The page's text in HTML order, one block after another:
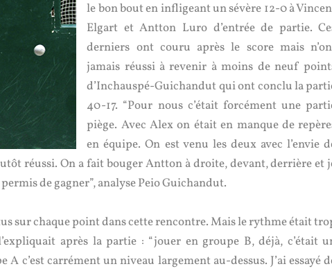
le bon bout en infligeant un sévère 12-0 à
Elgart et Antton Luro d’entrée de partie.
derniers ont couru après le score mais
jamais réussi à revenir à moins de neuf
d’Inchauspé-Guichandut qui ont conclu la
40-17. “Pour nous c’était forcément une
piège. Avec Alex on était en manque de
en équipe. On est venu les deux avec l’envie
réussi. On a fait bouger Antton à droite, devant, derrière et
de gagner”, analyse Peio Guichandut.
sur chaque point dans cette rencontre. Mais le rythme était
après la partie : “jouer en groupe B, déjà, c’était
c’est carrément un niveau largement au-dessus. J’ai essayé